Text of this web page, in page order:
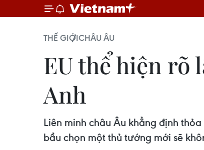
THẾ GIỚICHÂU ÂU
EU thể hiện rõ
Anh
Liên minh châu Âu khẳng định
bầu chọn một thủ tướng mới sẽ